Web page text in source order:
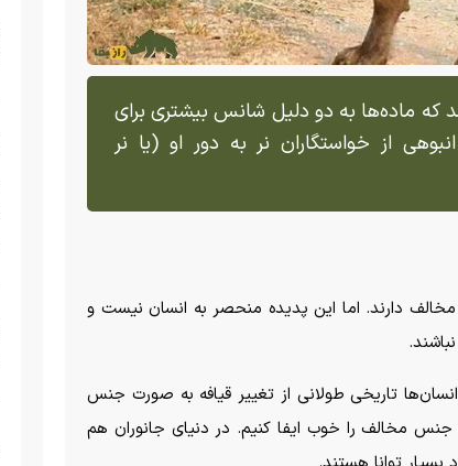
که ماده‌ها به دو دلیل شانس بیشتری برای
از خواستگاران نر به دور او (یا نر
دارند. اما این پدیده منحصر به انسان نیست و
انسان‌ها تاریخی طولانی از تغییر قیافه به صورت جنس
جنس مخالف را خوب ایفا کنیم. در دنیای جانوران هم